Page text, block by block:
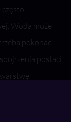
często
Woda może
pokonać.
postaci